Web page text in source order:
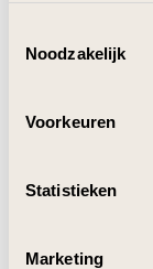
Noodzakelijk
Voorkeuren
Statistieken
Marketing